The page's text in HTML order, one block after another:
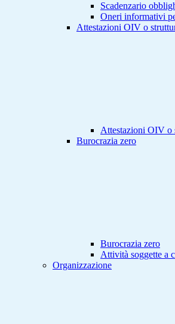
Scadenzario
Oneri informativi
Attestazioni OIV o
Attestazioni OIV o
Burocrazia zero
Burocrazia zero
Attività soggette a
Organizzazione